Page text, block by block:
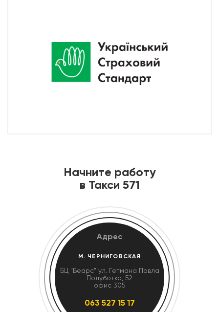
Начните работу
в Такси 571
Адрес
М. ЧЕРНИГОВСКАЯ
БЦ "Беарс" ул. Гетмана Павла
Полуботка, 52
офис 305
063 527 15 17